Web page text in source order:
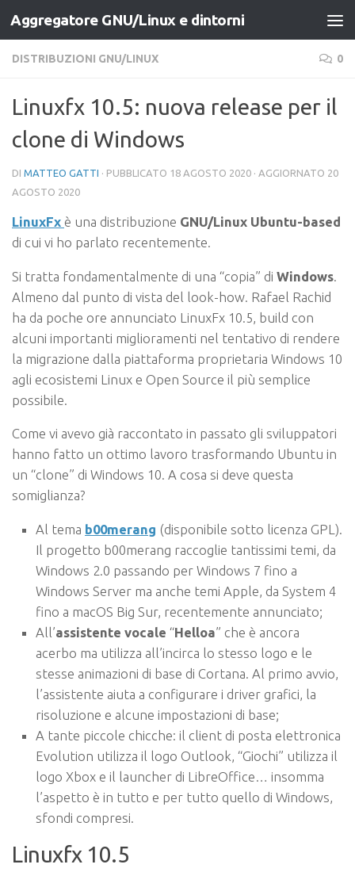
Salta al contenuto
Aggregatore GNU/Linux e dintorni
DISTRIBUZIONI GNU/LINUX 0
Linuxfx 10.5: nuova release per il
clone di Windows
DI MATTEO GATTI · PUBBLICATO 18 AGOSTO 2020 · AGGIORNATO 20
AGOSTO 2020
LinuxFx è una distribuzione GNU/Linux Ubuntu-based
di cui vi ho parlato recentemente.
Si tratta fondamentalmente di una “copia” di Windows
Almeno dal punto di vista del look-how. Rafael Rachid
ha da poche ore annunciato LinuxFx 10.5, build con
alcuni importanti miglioramenti nel tentativo di rendere
la migrazione dalla piattaforma proprietaria Windows 10
agli ecosistemi Linux e Open Source il più semplice
possibile.
Come vi avevo già raccontato in passato gli sviluppatori
hanno fatto un ottimo lavoro trasformando Ubuntu in
un “clone” di Windows 10. A cosa si deve questa
somiglianza?
Al tema b00merang (disponibile sotto licenza GPL).
Il progetto b00merang raccoglie tantissimi temi, da
Windows 2.0 passando per Windows 7 fino a
Windows Server ma anche temi Apple, da System 4
fino a macOS Big Sur, recentemente annunciato;
All’assistente vocale “Helloa” che è ancora
acerbo ma utilizza all’incirca lo stesso logo e le
stesse animazioni di base di Cortana. Al primo avvio,
l’assistente aiuta a configurare i driver grafici, la
risoluzione e alcune impostazioni di base;
A tante piccole chicche: il client di posta elettronica
Evolution utilizza il logo Outlook, “Giochi” utilizza il
logo Xbox e il launcher di LibreOffice… insomma
l’aspetto è in tutto e per tutto quello di Windows,
sfondi compresi.
Linuxfx 10.5